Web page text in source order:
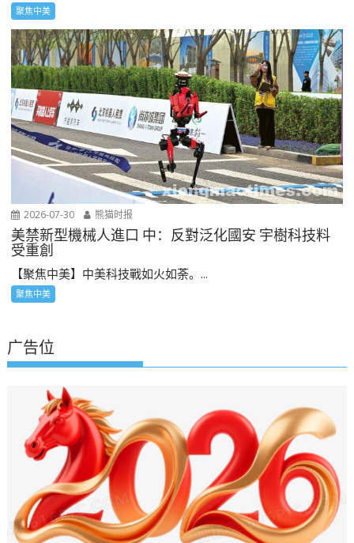
聚焦中美
2026-07-30 熊猫时报
美禁新型機械人進口 中：反對泛化國安 宇樹科技料
受重創
【聚焦中美】中美科技戰如火如荼。...
聚焦中美
广告位